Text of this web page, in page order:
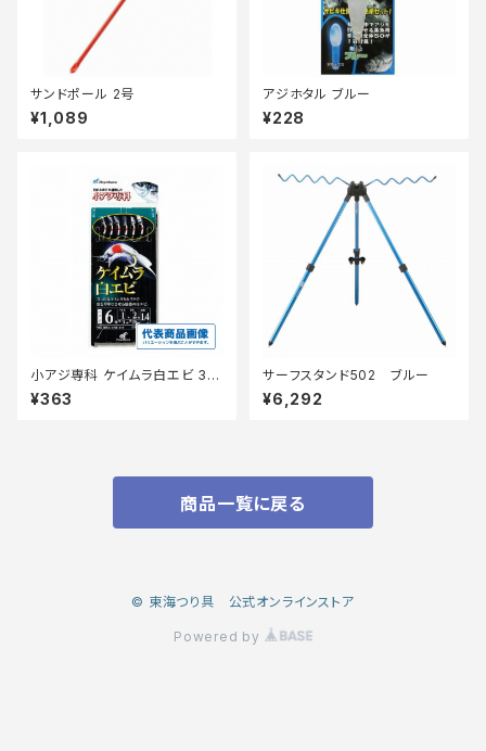
サンドポール 2号
¥1,089
アジホタル ブルー
¥228
小アジ専科 ケイムラ白エビ 3号
HS202 【継続セール_仕掛】
¥363
サーフスタンド502 ブルー
¥6,292
商品一覧に戻る
© 東海つり具 公式オンラインストア
Powered by